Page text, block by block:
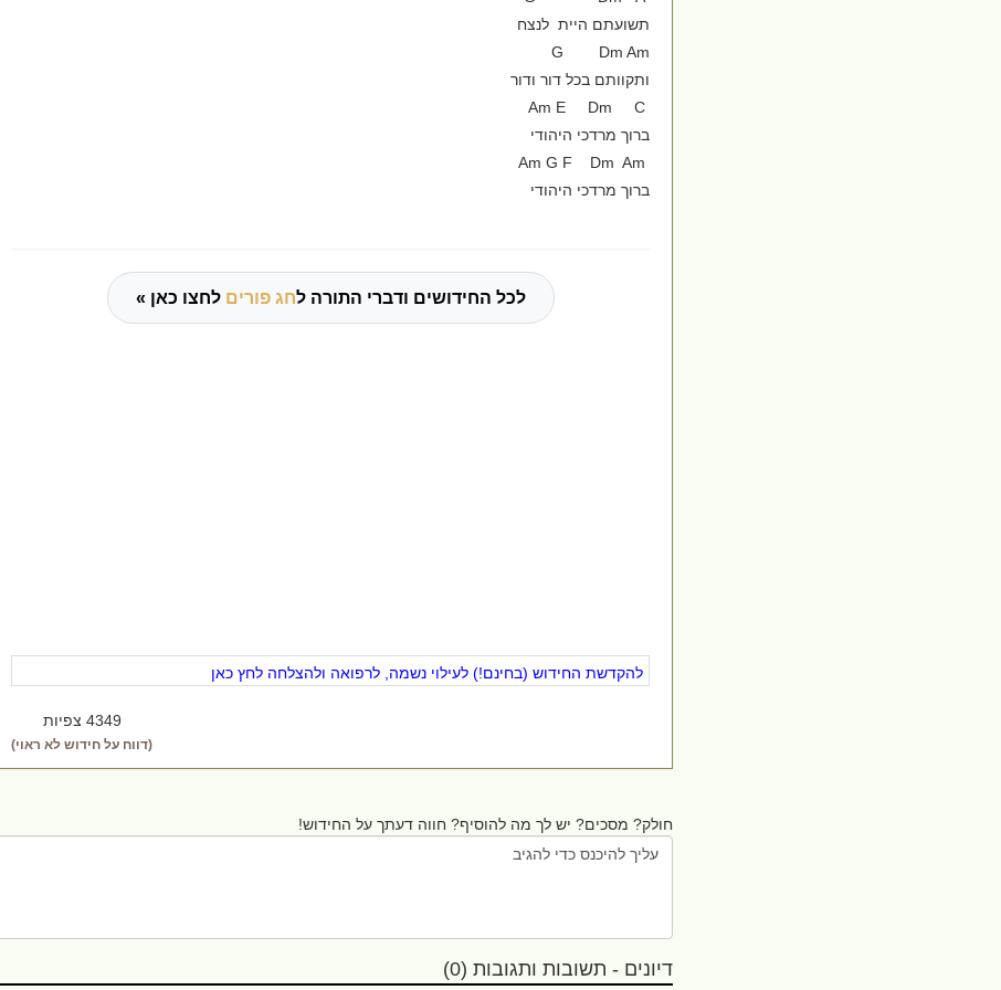
תשועתם היית לנצח
G Dm Am
ותקוותם בכל דור ודור
ברוך מרדכי היהודי
ברוך מרדכי היהודי
לכל החידושים ודברי התורה לחג פורים לחצו כאן »
להקדשת החידוש (בחינם!) לעילוי נשמה, לרפואה ולהצלחה לחץ כאן
4349 צפיות
(דווח על חידוש לא ראוי)
חולק? מסכים? יש לך מה להוסיף? חווה דעתך על החידוש!
דיונים - תשובות ותגובות (0)